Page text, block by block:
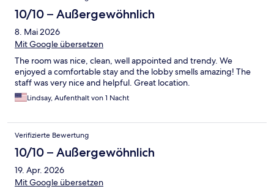
10/10 – Außergewöhnlich
8. Mai 2026
Mit Google übersetzen
The room was nice, clean, well appointed and trendy. We
enjoyed a comfortable stay and the lobby smells amazing! The
staff was very nice and helpful. Great location.
Lindsay, Aufenthalt von 1 Nacht
Verifizierte Bewertung
10/10 – Außergewöhnlich
19. Apr. 2026
Mit Google übersetzen